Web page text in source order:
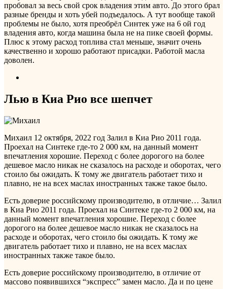
пробовал за весь свой срок владения этим авто. До этого брал
разные бренды и хоть убей подъедалось. А тут вообще такой
проблемы не было, хотя преобрёл Синтек уже на 6 ой год
владения авто, когда машина была не на пике своей формы.
Плюс к этому расход топлива стал меньше, значит очень
качественно и хорошо работают присадки. Работой масла
доволен.
Лью в Киа Рио все шепчет
Михаил 12 октября, 2022 год Залил в Киа Рио 2011 года.
Проехал на Синтеке где-то 2 000 км, на данный момент
впечатления хорошие. Переход с более дорогого на более
дешевое масло никак не сказалось на расходе и оборотах, чего
стоило бы ожидать. К тому же двигатель работает тихо и
плавно, не на всех маслах иностранных также такое было.
Есть доверие российскому производителю, в отличие… Залил
в Киа Рио 2011 года. Проехал на Синтеке где-то 2 000 км, на
данный момент впечатления хорошие. Переход с более
дорогого на более дешевое масло никак не сказалось на
расходе и оборотах, чего стоило бы ожидать. К тому же
двигатель работает тихо и плавно, не на всех маслах
иностранных также такое было.
Есть доверие российскому производителю, в отличие от
массово появившихся “экспресс” замен масло. Да и по цене